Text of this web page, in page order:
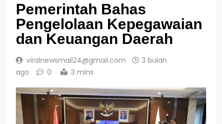
Pemerintah Bahas
Pengelolaan Kepegawaian
dan Keuangan Daerah
viralnewsmail24@gmail.com
3 bulan
ago
0 3 mins